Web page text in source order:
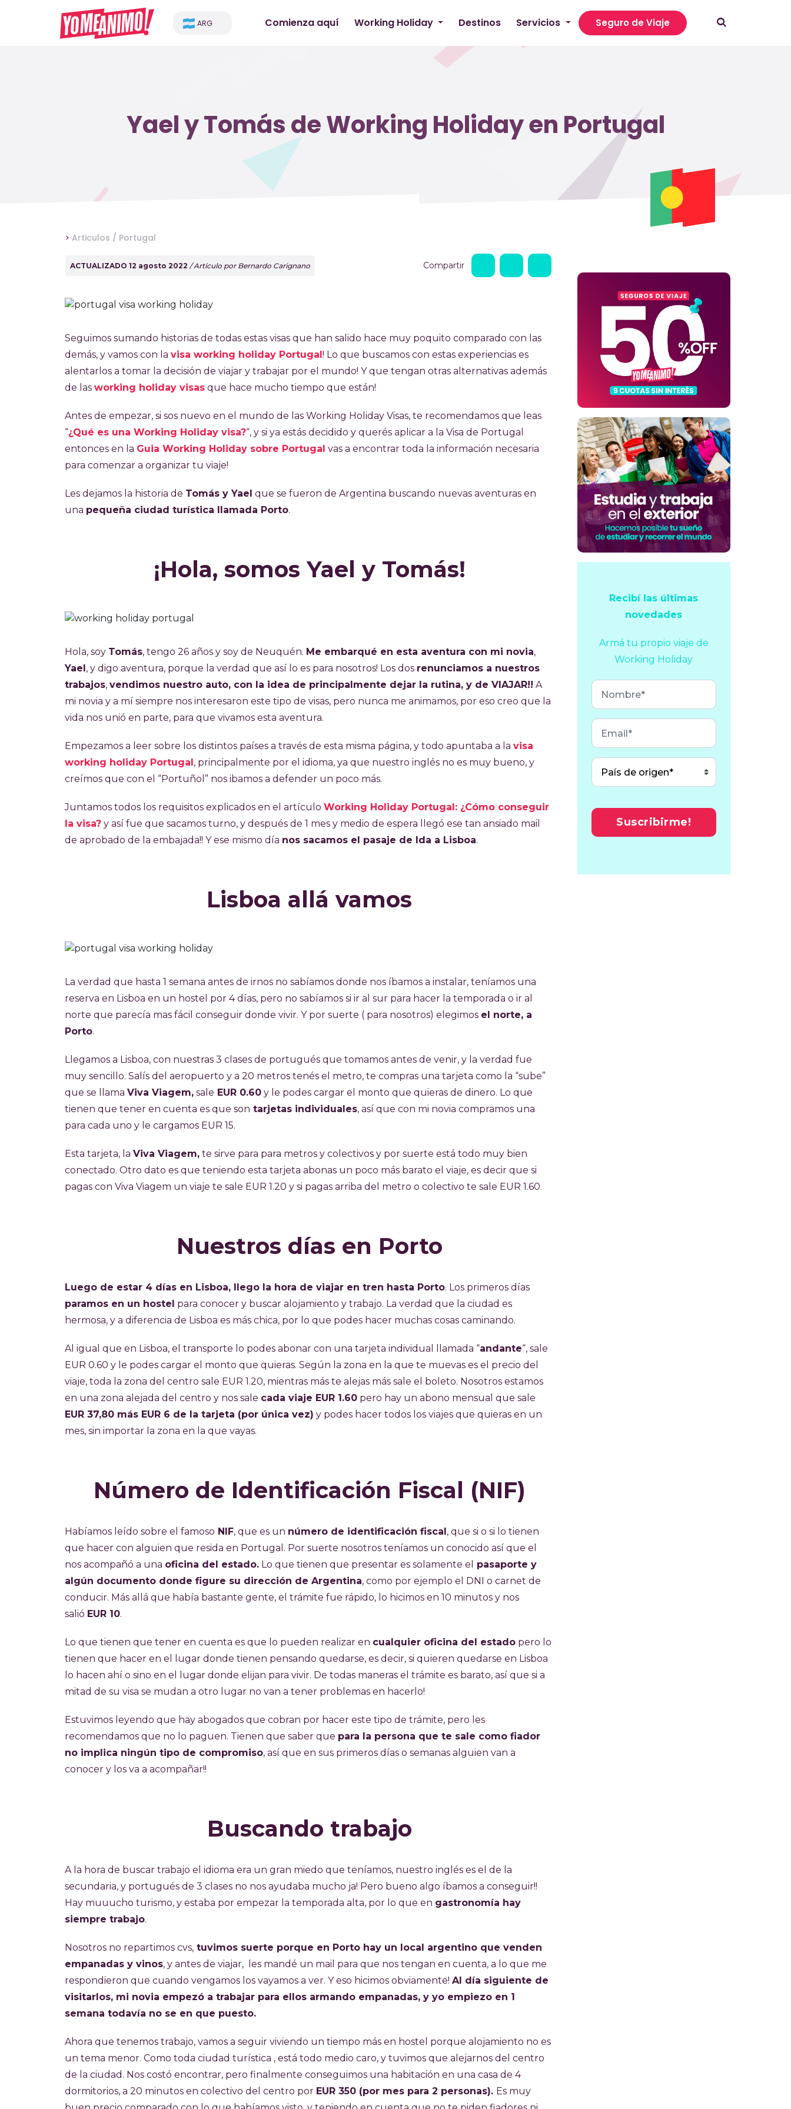
ARG Comienza aquí Working Holiday Destinos Servicios Seguro de Viaje
Yael y Tomás de Working Holiday en Portugal
> Articulos / Portugal
ACTUALIZADO 12 agosto 2022 / Artículo por Bernardo Carignano Compartir
Seguimos sumando historias de todas estas visas que han salido hace muy poquito comparado con las
demás, y vamos con la visa working holiday Portugal! Lo que buscamos con estas experiencias es
alentarlos a tomar la decisión de viajar y trabajar por el mundo! Y que tengan otras alternativas además
de las working holiday visas que hace mucho tiempo que están!
Antes de empezar, si sos nuevo en el mundo de las Working Holiday Visas, te recomendamos que leas
“¿Qué es una Working Holiday visa?“, y si ya estás decidido y querés aplicar a la Visa de Portugal
entonces en la Guia Working Holiday sobre Portugal vas a encontrar toda la información necesaria
para comenzar a organizar tu viaje!
Les dejamos la historia de Tomás y Yael que se fueron de Argentina buscando nuevas aventuras en
una pequeña ciudad turística llamada Porto.
¡Hola, somos Yael y Tomás!
Hola, soy Tomás, tengo 26 años y soy de Neuquén. Me embarqué en esta aventura con mi novia,
Yael, y digo aventura, porque la verdad que así lo es para nosotros! Los dos renunciamos a nuestros
trabajos, vendimos nuestro auto, con la idea de principalmente dejar la rutina, y de VIAJAR!! A
mi novia y a mí siempre nos interesaron este tipo de visas, pero nunca me animamos, por eso creo que la
vida nos unió en parte, para que vivamos esta aventura.
Empezamos a leer sobre los distintos países a través de esta misma página, y todo apuntaba a la visa
working holiday Portugal, principalmente por el idioma, ya que nuestro inglés no es muy bueno, y
creímos que con el “Portuñol” nos ibamos a defender un poco más.
Juntamos todos los requisitos explicados en el artículo Working Holiday Portugal: ¿Cómo conseguir
la visa? y así fue que sacamos turno, y después de 1 mes y medio de espera llegó ese tan ansiado mail
de aprobado de la embajada!! Y ese mismo día nos sacamos el pasaje de Ida a Lisboa.
Lisboa allá vamos
La verdad que hasta 1 semana antes de irnos no sabíamos donde nos íbamos a instalar, teníamos una
reserva en Lisboa en un hostel por 4 días, pero no sabíamos si ir al sur para hacer la temporada o ir al
norte que parecía mas fácil conseguir donde vivir. Y por suerte ( para nosotros) elegimos el norte, a
Porto.
Llegamos a Lisboa, con nuestras 3 clases de portugués que tomamos antes de venir, y la verdad fue
muy sencillo. Salís del aeropuerto y a 20 metros tenés el metro, te compras una tarjeta como la “sube”
que se llama Viva Viagem, sale EUR 0.60 y le podes cargar el monto que quieras de dinero. Lo que
tienen que tener en cuenta es que son tarjetas individuales, así que con mi novia compramos una
para cada uno y le cargamos EUR 15.
Esta tarjeta, la Viva Viagem, te sirve para para metros y colectivos y por suerte está todo muy bien
conectado. Otro dato es que teniendo esta tarjeta abonas un poco más barato el viaje, es decir que si
pagas con Viva Viagem un viaje te sale EUR 1.20 y si pagas arriba del metro o colectivo te sale EUR 1.60.
Nuestros días en Porto
Luego de estar 4 días en Lisboa, llego la hora de viajar en tren hasta Porto. Los primeros días
paramos en un hostel para conocer y buscar alojamiento y trabajo. La verdad que la ciudad es
hermosa, y a diferencia de Lisboa es más chica, por lo que podes hacer muchas cosas caminando.
Al igual que en Lisboa, el transporte lo podes abonar con una tarjeta individual llamada “andante“, sale
EUR 0.60 y le podes cargar el monto que quieras. Según la zona en la que te muevas es el precio del
viaje, toda la zona del centro sale EUR 1.20, mientras más te alejas más sale el boleto. Nosotros estamos
en una zona alejada del centro y nos sale cada viaje EUR 1.60 pero hay un abono mensual que sale
EUR 37,80 más EUR 6 de la tarjeta (por única vez) y podes hacer todos los viajes que quieras en un
mes, sin importar la zona en la que vayas.
Número de Identificación Fiscal (NIF)
Habíamos leído sobre el famoso NIF, que es un número de identificación fiscal, que si o si lo tienen
que hacer con alguien que resida en Portugal. Por suerte nosotros teníamos un conocido así que el
nos acompañó a una oficina del estado. Lo que tienen que presentar es solamente el
pasaporte y
algún documento donde figure su dirección de Argentina, como por ejemplo el DNI o carnet de
conducir. Más allá que había bastante gente, el trámite fue rápido, lo hicimos en 10 minutos y nos
salió EUR 10.
Lo que tienen que tener en cuenta es que lo pueden realizar en cualquier oficina del estado pero lo
tienen que hacer en el lugar donde tienen pensando quedarse, es decir, si quieren quedarse en Lisboa
lo hacen ahí o sino en el lugar donde elijan para vivir. De todas maneras el trámite es barato, así que si a
mitad de su visa se mudan a otro lugar no van a tener problemas en hacerlo!
Estuvimos leyendo que hay abogados que cobran por hacer este tipo de trámite, pero les
recomendamos que no lo paguen. Tienen que saber que para la persona que te sale como fiador
no implica ningún tipo de compromiso, así que en sus primeros días o semanas alguien van a
conocer y los va a acompañar!!
Buscando trabajo
A la hora de buscar trabajo el idioma era un gran miedo que teníamos, nuestro inglés es el de la
secundaria, y portugués de 3 clases no nos ayudaba mucho ja! Pero bueno algo íbamos a conseguir!!
Hay muuucho turismo, y estaba por empezar la temporada alta, por lo que en gastronomía hay
siempre trabajo.
Nosotros no repartimos cvs, tuvimos suerte porque en Porto hay un local argentino que venden
empanadas y vinos, y antes de viajar, les mandé un mail para que nos tengan en cuenta, a lo que me
respondieron que cuando vengamos los vayamos a ver. Y eso hicimos obviamente! Al día siguiente de
visitarlos, mi novia empezó a trabajar para ellos armando empanadas, y yo empiezo en 1
semana todavía no se en que puesto.
Ahora que tenemos trabajo, vamos a seguir viviendo un tiempo más en hostel porque alojamiento no es
un tema menor. Como toda ciudad turística , está todo medio caro, y tuvimos que alejarnos del centro
de la ciudad. Nos costó encontrar, pero finalmente conseguimos una habitación en una casa de 4
dormitorios, a 20 minutos en colectivo del centro por EUR 350 (por mes para 2 personas). Es muy
Recibí las últimas
novedades
Armá tu propio viaje de
Working Holiday